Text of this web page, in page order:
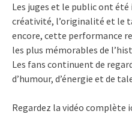
Les juges et le public ont
créativité, l’originalité et le
encore, cette performance
les plus mémorables de
Les fans continuent de
d’humour, d’énergie et de
Regardez la vidéo complète